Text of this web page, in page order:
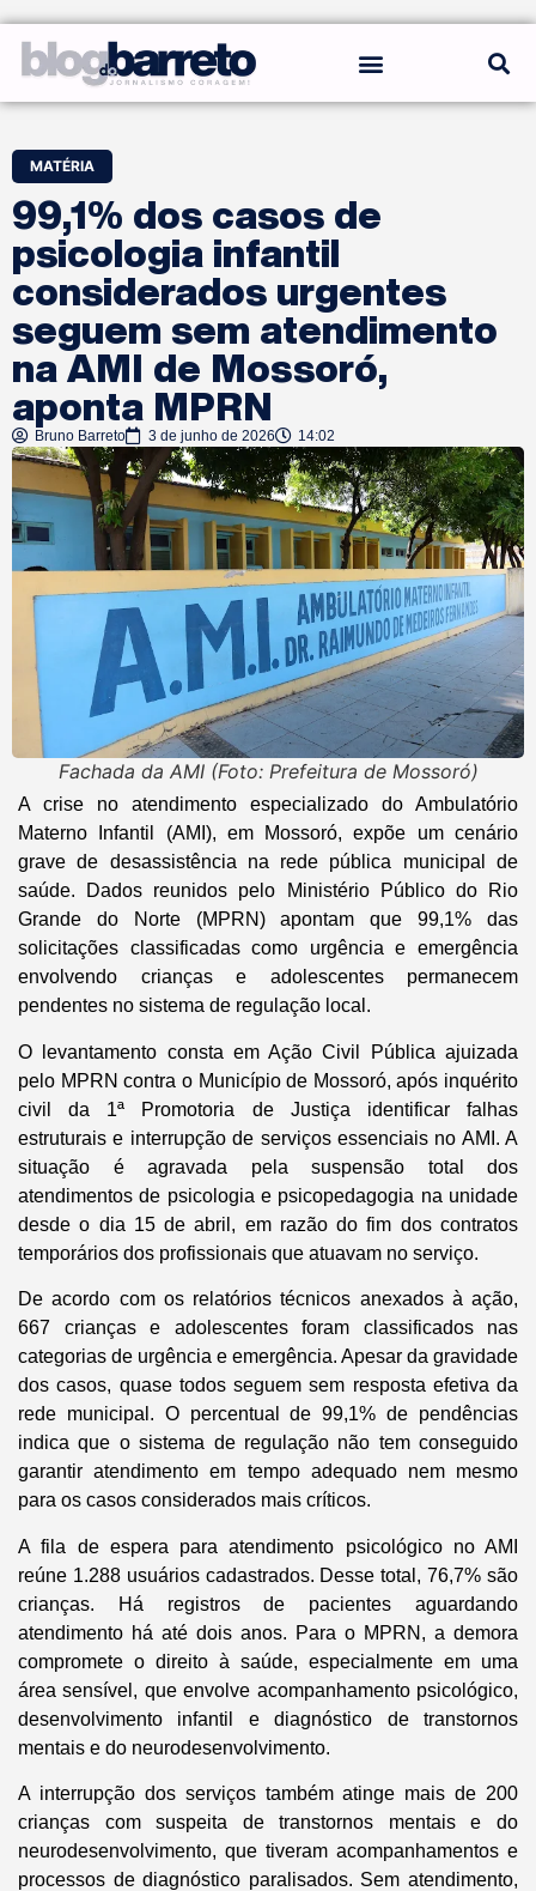
MATÉRIA
99,1% dos casos de
psicologia infantil
considerados urgentes
seguem sem atendimento
na AMI de Mossoró,
aponta MPRN
Bruno Barreto 3 de junho de 2026 14:02
Fachada da AMI (Foto: Prefeitura de Mossoró)
A crise no atendimento especializado do Ambulatório
Materno Infantil (AMI), em Mossoró, expõe um cenário
grave de desassistência na rede pública municipal de
saúde. Dados reunidos pelo Ministério Público do Rio
Grande do Norte (MPRN) apontam que 99,1% das
solicitações classificadas como urgência e emergência
envolvendo crianças e adolescentes permanecem
pendentes no sistema de regulação local.
O levantamento consta em Ação Civil Pública ajuizada
pelo MPRN contra o Município de Mossoró, após inquérito
civil da 1ª Promotoria de Justiça identificar falhas
estruturais e interrupção de serviços essenciais no AMI. A
situação é agravada pela suspensão total dos
atendimentos de psicologia e psicopedagogia na unidade
desde o dia 15 de abril, em razão do fim dos contratos
temporários dos profissionais que atuavam no serviço.
De acordo com os relatórios técnicos anexados à ação,
667 crianças e adolescentes foram classificados nas
categorias de urgência e emergência. Apesar da gravidade
dos casos, quase todos seguem sem resposta efetiva da
rede municipal. O percentual de 99,1% de pendências
indica que o sistema de regulação não tem conseguido
garantir atendimento em tempo adequado nem mesmo
para os casos considerados mais críticos.
A fila de espera para atendimento psicológico no AMI
reúne 1.288 usuários cadastrados. Desse total, 76,7% são
crianças. Há registros de pacientes aguardando
atendimento há até dois anos. Para o MPRN, a demora
compromete o direito à saúde, especialmente em uma
área sensível, que envolve acompanhamento psicológico,
desenvolvimento infantil e diagnóstico de transtornos
mentais e do neurodesenvolvimento.
A interrupção dos serviços também atinge mais de 200
crianças com suspeita de transtornos mentais e do
neurodesenvolvimento, que tiveram acompanhamentos e
processos de diagnóstico paralisados. Sem atendimento,